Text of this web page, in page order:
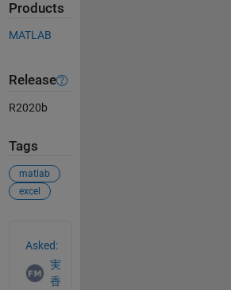
Products
MATLAB
Release
R2020b
Tags
matlab
excel
Asked:
実
香